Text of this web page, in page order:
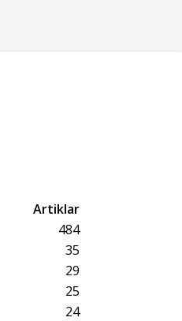
Artiklar
484
35
29
25
24